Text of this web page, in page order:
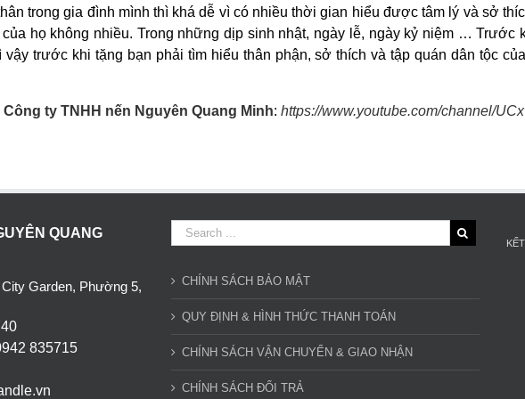
trong gia đình mình thì khá dễ vì có nhiều thời gian hiểu được tâm lý và sở
họ không nhiều. Trong những dịp sinh nhật, ngày lễ, ngày kỷ niệm … Trước
vậy trước khi tặng bạn phải tìm hiểu thân phận, sở thích và tập quán dân tộc
Công ty TNHH nến Nguyên Quang Minh: https://www.youtube.com/channel/
QUANG
Garden, Phường 5,
835715
CHÍNH SÁCH BẢO MẬT
QUY ĐỊNH & HÌNH THỨC THANH TOÁN
CHÍNH SÁCH VẬN CHUYỂN & GIAO NHẬN
CHÍNH SÁCH ĐỔI TRẢ